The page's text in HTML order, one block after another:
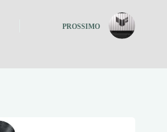
PROSSIMO